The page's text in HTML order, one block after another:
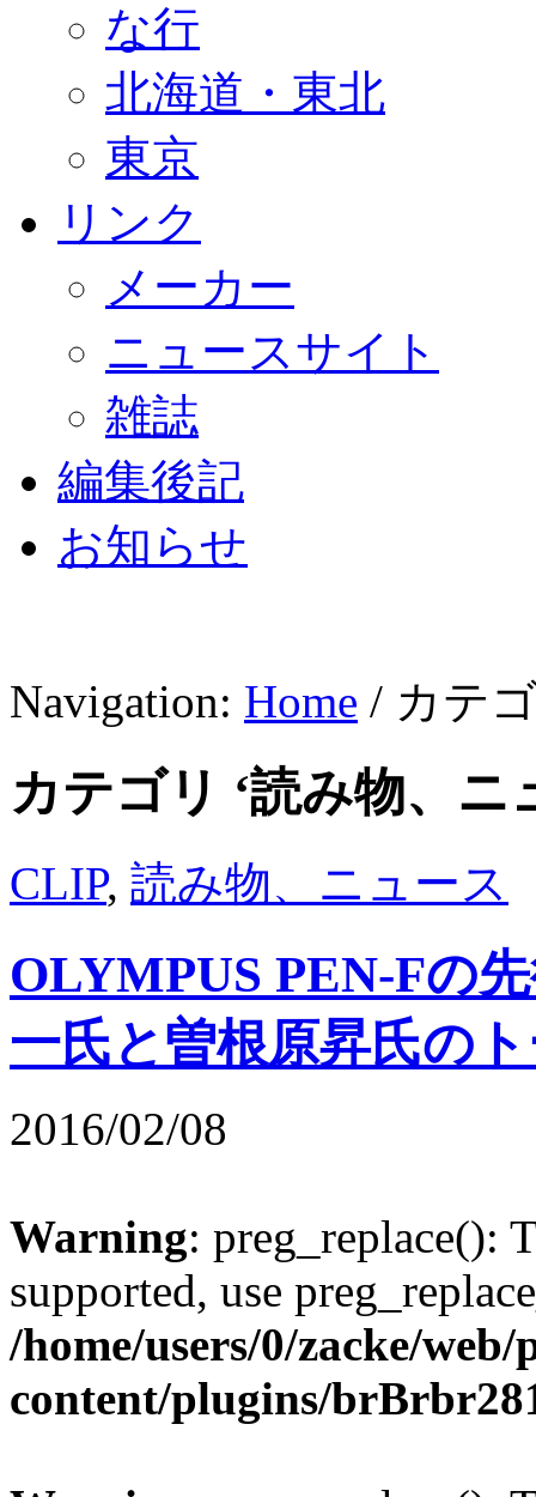
な行
北海道・東北
東京
リンク
メーカー
ニュースサイト
雑誌
編集後記
お知らせ
Navigation: Home / カテ
カテゴリ ‘読み物、ニ
CLIP, 読み物、ニュース
OLYMPUS PEN-Fの
一氏と曽根原昇氏の
2016/02/08
Warning: preg_replace():
supported, use
/home/users/0/zacke/
content/plugins/